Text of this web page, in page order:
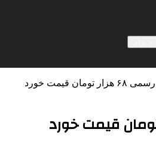
قیمت خورد